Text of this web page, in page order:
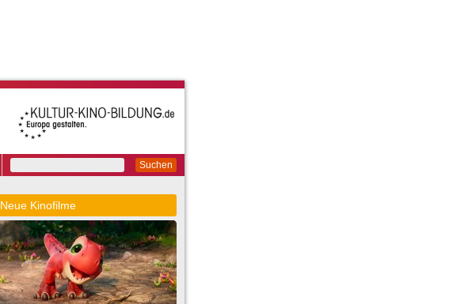
Suchen
Neue Kinofilme